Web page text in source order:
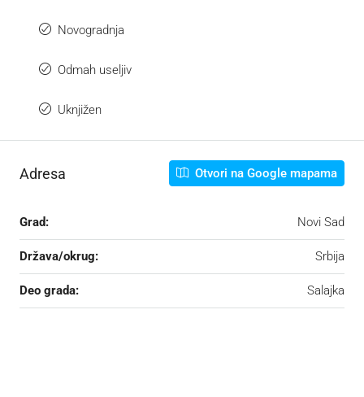
Novogradnja
Odmah useljiv
Uknjižen
Adresa Otvori na Google mapama
Grad: Novi Sad
Država/okrug: Srbija
Deo grada: Salajka